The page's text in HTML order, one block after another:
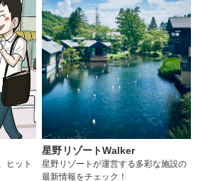
ヒット
星野リゾートWalker
星野リゾートが運営する多彩な施設の
最新情報をチェック！